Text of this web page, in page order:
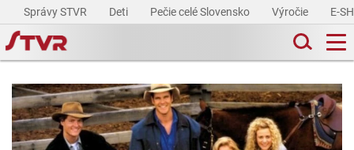
Správy STVR Deti Pečie celé Slovensko Výročie E-